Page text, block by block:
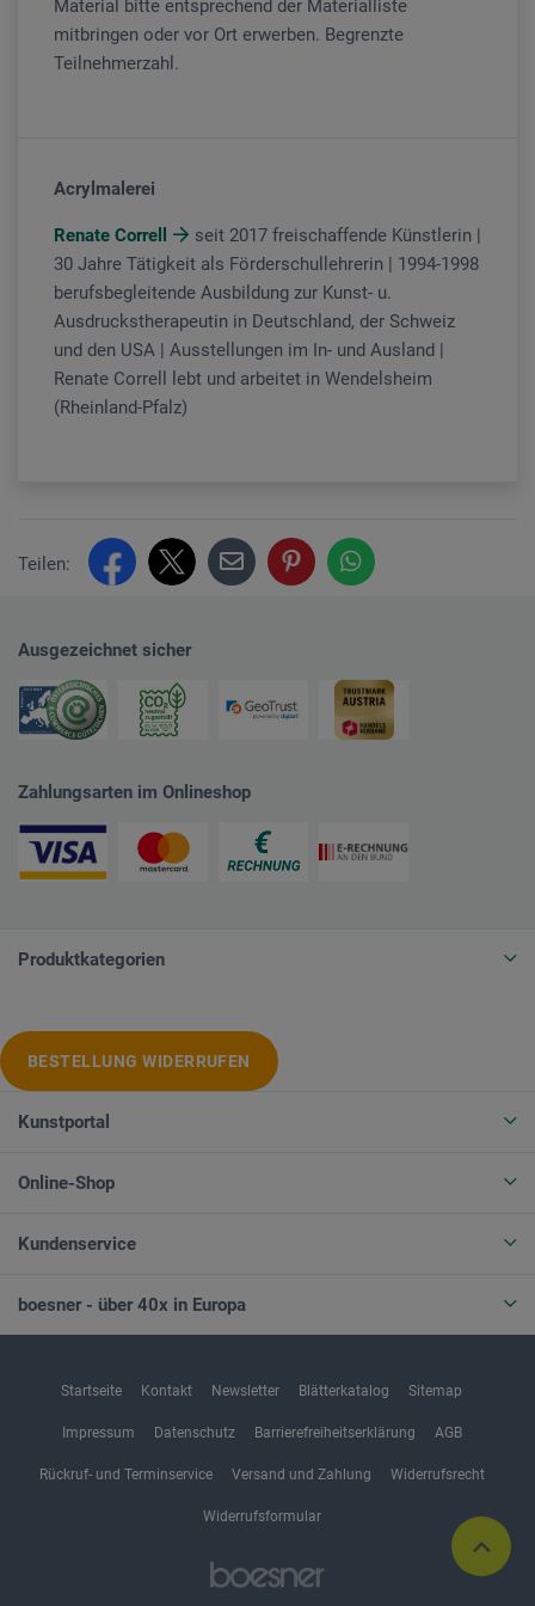
Material bitte entsprechend der Materialliste
mitbringen oder vor Ort erwerben. Begrenzte
Teilnehmerzahl.
Acrylmalerei
Renate Correll
seit 2017 freischaffende Künstlerin |
30 Jahre Tätigkeit als Förderschullehrerin | 1994-1998
berufsbegleitende Ausbildung zur Kunst- u.
Ausdruckstherapeutin in Deutschland, der Schweiz
und den USA | Ausstellungen im In- und Ausland |
Renate Correll lebt und arbeitet in Wendelsheim
(Rheinland-Pfalz)
Teilen:
Ausgezeichnet sicher
Zahlungsarten im Onlineshop
Produktkategorien
BESTELLUNG WIDERRUFEN
Kunstportal
Online-Shop
Kundenservice
boesner - über 40x in Europa
Startseite Kontakt Newsletter Blätterkatalog Sitemap
Impressum Datenschutz Barrierefreiheitserklärung AGB
Rückruf- und Terminservice Versand und Zahlung Widerrufsrecht
Widerrufsformular